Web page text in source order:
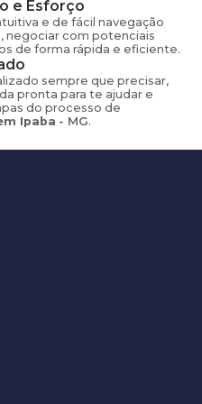
e Esforço
e de fácil navegação
negociar com potenciais
de forma rápida e eficiente.
sempre que precisar,
pronta para te ajudar e
do processo de
Ipaba - MG.